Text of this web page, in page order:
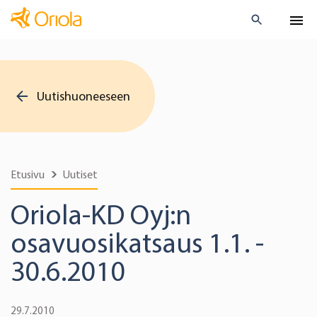
Uutishuoneeseen
Etusivu Uutiset
Oriola-KD Oyj:n
osavuosikatsaus 1.1. -
30.6.2010
29.7.2010